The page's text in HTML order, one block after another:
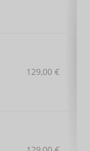
129,00 €